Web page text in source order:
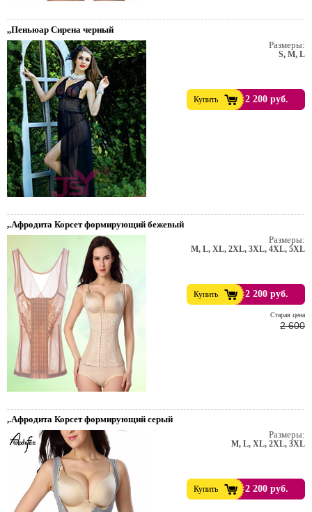
,,Пеньюар Сирена черный
Размеры:
S, M, L
Купить 2 200 руб.
,.Афродита Корсет формирующий бежевый
Размеры:
M, L, XL, 2XL, 3XL, 4XL, 5XL
Купить 2 200 руб.
Cтарая цена
2 600
,.Афродита Корсет формирующий серый
Размеры:
M, L, XL, 2XL, 3XL
Купить 2 200 руб.